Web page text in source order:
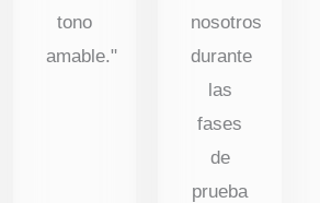
tono
amable."
nosotros
durante
las
fases
de
prueba